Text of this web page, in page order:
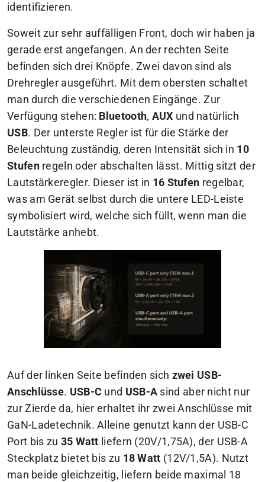
identifizieren.
Soweit zur sehr auffälligen Front, doch wir haben ja
gerade erst angefangen. An der rechten Seite
befinden sich drei Knöpfe. Zwei davon sind als
Drehregler ausgeführt. Mit dem obersten schaltet
man durch die verschiedenen Eingänge. Zur
Verfügung stehen: Bluetooth, AUX und natürlich
USB. Der unterste Regler ist für die Stärke der
Beleuchtung zuständig, deren Intensität sich in 10
Stufenregeln oder abschalten lässt. Mittig sitzt der
Lautstärkeregler. Dieser ist in 16 Stufen regelbar,
was am Gerät selbst durch die untere LED-Leiste
symbolisiert wird, welche sich füllt, wenn man die
Lautstärke anhebt.
Auf der linken Seite befinden sich zwei USB-
Anschlüsse. USB-C und USB-A sind aber nicht nur
zur Zierde da, hier erhaltet ihr zwei Anschlüsse mit
GaN-Ladetechnik. Alleine genutzt kann der USB-C
Port bis zu 35 Watt liefern (20V/1,75A), der USB-A
Steckplatz bietet bis zu 18 Watt (12V/1,5A). Nutzt
man beide gleichzeitig, liefern beide maximal 18